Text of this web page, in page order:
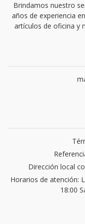
Brindamos nuestro
años de experiencia
artículos de oficina y
Dirección local
Horarios de atención:
18:00